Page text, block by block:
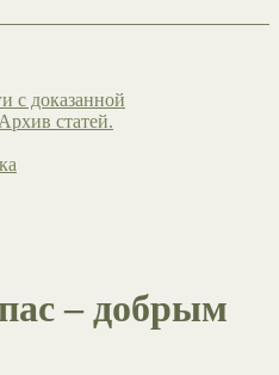
с доказанной
статей.
– добрым